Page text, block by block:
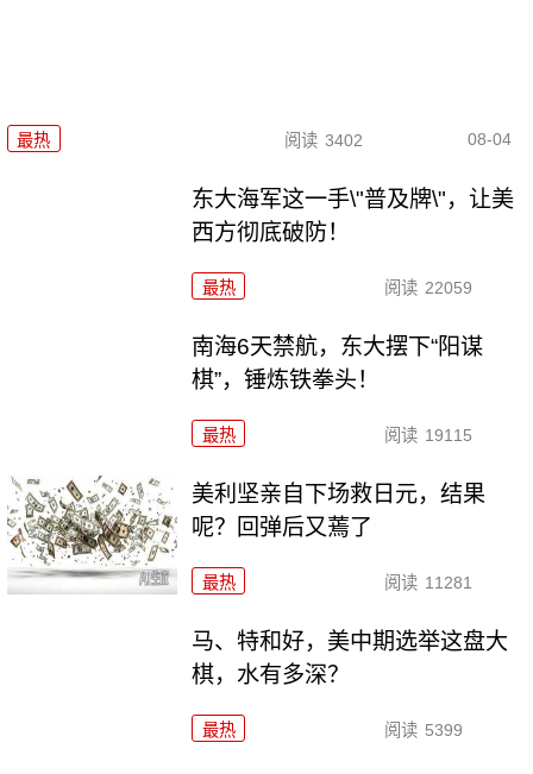
最热 阅读 3402 08-04
东大海军这一手\"普及牌\"，让美
西方彻底破防！
最热 阅读 22059
南海6天禁航，东大摆下“阳谋
棋”，锤炼铁拳头！
最热 阅读 19115
美利坚亲自下场救日元，结果
呢？回弹后又蔫了
最热 阅读 11281
马、特和好，美中期选举这盘大
棋，水有多深？
最热 阅读 5399